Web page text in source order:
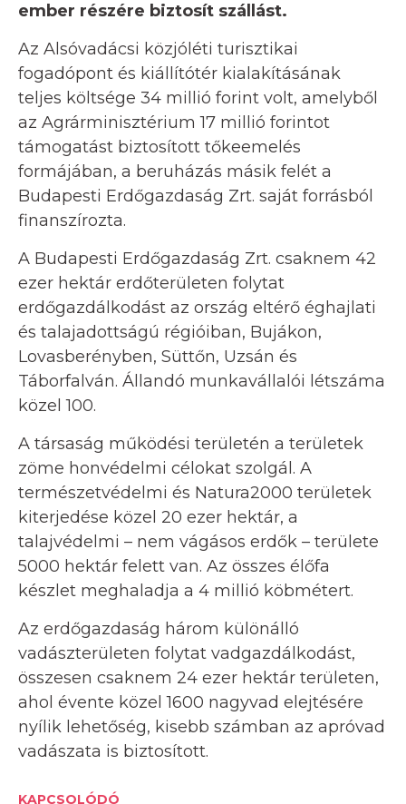
ember részére biztosít szállást.
Az Alsóvadácsi közjóléti turisztikai
fogadópont és kiállítótér kialakításának
teljes költsége 34 millió forint volt, amelyből
az Agrárminisztérium 17 millió forintot
támogatást biztosított tőkeemelés
formájában, a beruházás másik felét a
Budapesti Erdőgazdaság Zrt. saját forrásból
finanszírozta.
A Budapesti Erdőgazdaság Zrt. csaknem 42
ezer hektár erdőterületen folytat
erdőgazdálkodást az ország eltérő éghajlati
és talajadottságú régióiban, Bujákon,
Lovasberényben, Süttőn, Uzsán és
Táborfalván. Állandó munkavállalói létszáma
közel 100.
A társaság működési területén a területek
zöme honvédelmi célokat szolgál. A
természetvédelmi és Natura2000 területek
kiterjedése közel 20 ezer hektár, a
talajvédelmi – nem vágásos erdők – területe
5000 hektár felett van. Az összes élőfa
készlet meghaladja a 4 millió köbmétert.
Az erdőgazdaság három különálló
vadászterületen folytat vadgazdálkodást,
összesen csaknem 24 ezer hektár területen,
ahol évente közel 1600 nagyvad elejtésére
nyílik lehetőség, kisebb számban az apróvad
vadászata is biztosított.
KAPCSOLÓDÓ